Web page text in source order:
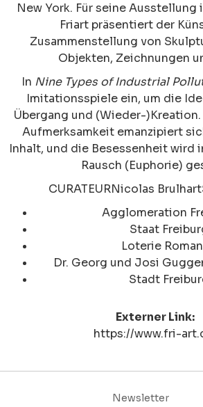
New York. Für seine Ausstellung
Friart präsentiert der
Zusammenstellung von
Objekten, Zeichnungen
In Nine Types of Industrial
Imitationsspiele ein, um die
Übergang und (Wieder-
Aufmerksamkeit emanzipiert
Inhalt, und die Besessenheit wird
Rausch (Euphorie)
CURATEURNicolas
Agglomeration
Staat
Loterie
Dr. Georg und Josi
Stadt
Externer Link:
https://www.fri-